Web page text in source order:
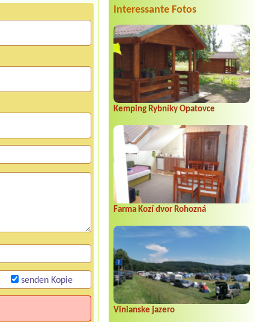
Interessante Fotos
Kemping Rybníky Opatovce
Farma Kozí dvor Rohozná
Vinianske jazero
senden Kopie